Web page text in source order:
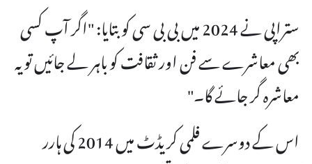
ستراپی نے 2024 میں بی بی سی کو بتایا: "اگر آپ کسی
بھی معاشرے سے فن اور ثقافت کو باہر لے جائیں تو یہ
معاشرہ گر جائے گا۔"
اس کے دوسرے فلمی کریڈٹ میں 2014 کی ہارر